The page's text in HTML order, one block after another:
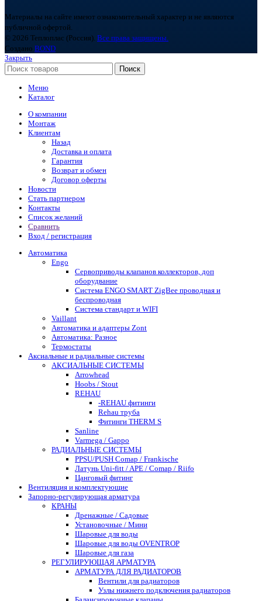
Материалы на сайте имеют ознакомительный характер и не являются
публичной офертой.
© 2026 Теплоплас (Россия). Все права защищены.
Создано BOND
Закрыть
Поиск
Меню
Каталог
О компании
Монтаж
Клиентам
Назад
Доставка и оплата
Гарантия
Возврат и обмен
Договор оферты
Новости
Стать партнером
Контакты
Список желаний
Сравнить
Вход / регистрация
Автоматика
Engo
Сервоприводы клапанов коллекторов, доп
оборудвание
Система ENGO SMART ZigBee проводная и
беспроводная
Система стандарт и WIFI
Vaillant
Автоматика и адаптеры Zont
Автоматика: Разное
Термостаты
Аксиальные и радиальные системы
АКСИАЛЬНЫЕ СИСТЕМЫ
Arrowhead
Hoobs / Stout
REHAU
-REHAU фитинги
Rehau труба
Фитинги THERM S
Sanline
Varmega / Gappo
РАДИАЛЬНЫЕ СИСТЕМЫ
PPSU/PUSH Comap / Frankische
Латунь Uni-fitt / APE / Comap / Riifo
Цанговый фитинг
Вентиляция и комплектующие
Запорно-регулирующая арматура
КРАНЫ
Дренажные / Садовые
Установочные / Мини
Шаровые для воды
Шаровые для воды OVENTROP
Шаровые для газа
РЕГУЛИРУЮЩАЯ АРМАТУРА
АРМАТУРА ДЛЯ РАДИАТОРОВ
Вентили для радиаторов
Узлы нижнего подключения радиаторов